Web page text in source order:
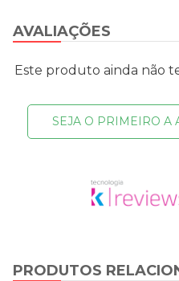
AVALIAÇÕES
Este produto ainda não
SEJA O PRIMEIRO A
PRODUTOS